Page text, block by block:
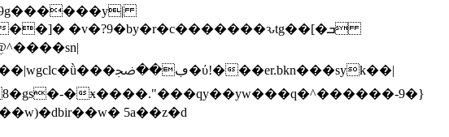
�ӿ����."���qy��yw���q�^������-9�}
5a��z�d